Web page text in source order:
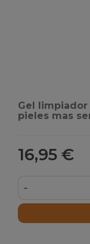
Gel
pieles mas
16,95 €
-